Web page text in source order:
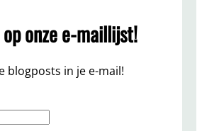
onze e-maillijst!
blogposts in je e-mail!